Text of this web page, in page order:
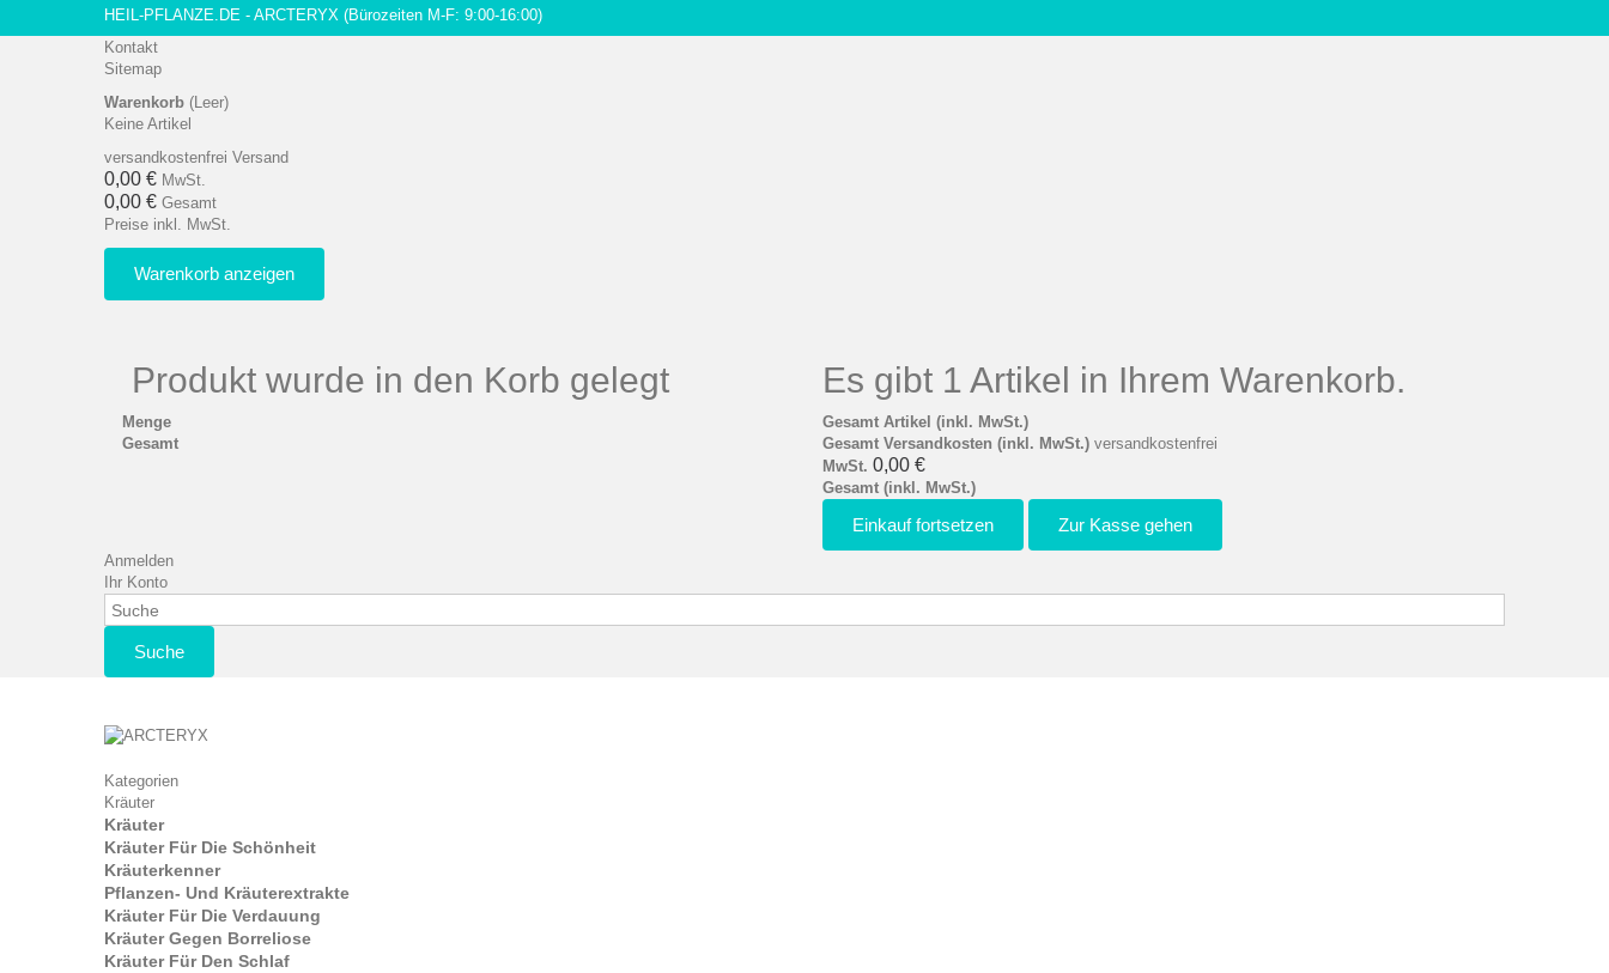
HEIL-PFLANZE.DE - ARCTERYX (Bürozeiten M-F: 9:00-16:00)
Kontakt
Sitemap
Warenkorb (Leer)
Keine Artikel
versandkostenfrei Versand
0,00 € MwSt.
0,00 € Gesamt
Preise inkl. MwSt.
Warenkorb anzeigen
Produkt wurde in den Korb gelegt
Menge
Gesamt
Es gibt 1 Artikel in Ihrem Warenkorb.
Gesamt Artikel (inkl. MwSt.)
Gesamt Versandkosten (inkl. MwSt.) versandkostenfrei
MwSt. 0,00 €
Gesamt (inkl. MwSt.)
Einkauf fortsetzen Zur Kasse gehen
Anmelden
Ihr Konto
Suche
Kategorien
Kräuter
Kräuter
Kräuter Für Die Schönheit
Kräuterkenner
Pflanzen- Und Kräuterextrakte
Kräuter Für Die Verdauung
Kräuter Gegen Borreliose
Kräuter Für Den Schlaf